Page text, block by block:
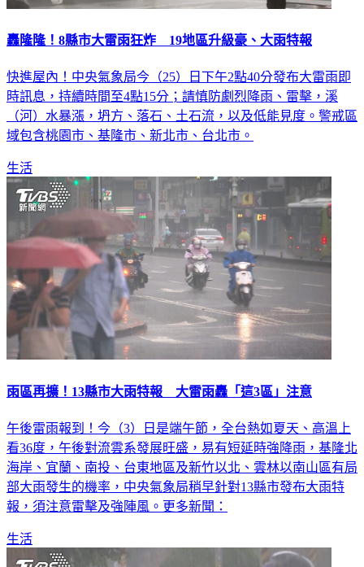
轟隆隆！8縣市大雷雨狂炸 19地區升級豪、大雨特報
快進屋內！中央氣象局今（25）日下午2點40分發布大雷雨即
時訊息，持續時間至4點15分；請慎防劇烈降雨、雷擊，溪
（河）水暴漲，坍方、落石、土石流，以及低能見度。警戒區
域包含桃園市、基隆市、新北市、台北市。
生活
雨區再擴！13縣市大雨特報 大雷雨轟「這3區」注意
午後雷雨報到！今（3）日是端午節，全台熱如夏天、高溫上
看36度，午後對流雲系發展旺盛，易有短延時強降雨，基隆北
海岸、宜蘭、南投、台東地區及新竹以北、雲林以南山區有局
部大雨發生的機率，中央氣象局稍早針對13縣市發布大雨特
報，須注意雷擊及強陣風。更多新聞：
生活